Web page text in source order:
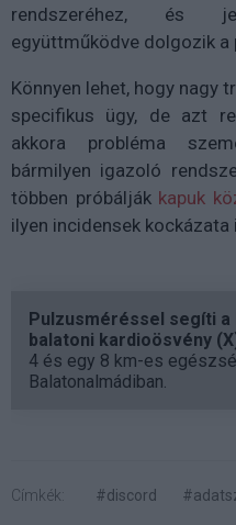
rendszeréhez, és
együttműködve dolgozik a
Könnyen lehet, hogy nagy
specifikus ügy, de azt
akkora probléma
bármilyen igazoló
többen próbálják kapuk
ilyen incidensek
Pulzusméréssel segíti
balatoni kardioösvény
4 és egy 8 km-es
Balatonalmádiban.
Címkék: #discord